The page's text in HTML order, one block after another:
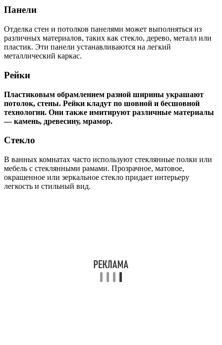
Панели
Отделка стен и потолков панелями может выполняться из
различных материалов, таких как стекло, дерево, металл или
пластик. Эти панели устанавливаются на легкий
металлический каркас.
Рейки
Пластиковым обрамлением разной ширины украшают
потолок, стены. Рейки кладут по шовной и бесшовной
технологии. Они также имитируют различные материалы
— камень, древесину, мрамор.
Стекло
В ванных комнатах часто используют стеклянные полки или
мебель с стеклянными рамами. Прозрачное, матовое,
окрашенное или зеркальное стекло придает интерьеру
легкость и стильный вид.